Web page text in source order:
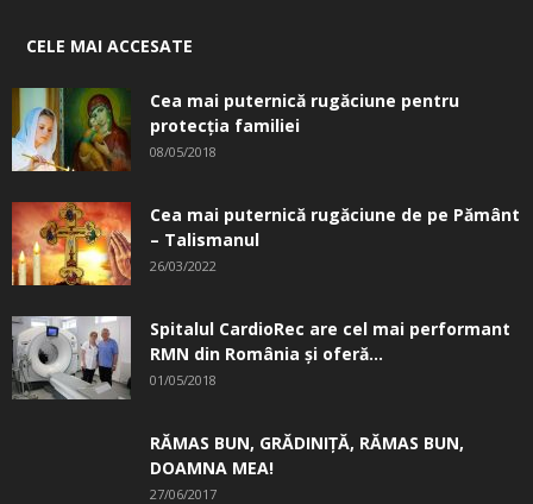
CELE MAI ACCESATE
Cea mai puternică rugăciune pentru
protecția familiei
08/05/2018
Cea mai puternică rugăciune de pe Pământ
– Talismanul
26/03/2022
Spitalul CardioRec are cel mai performant
RMN din România și oferă...
01/05/2018
RĂMAS BUN, GRĂDINIŢĂ, ­RĂMAS BUN,
DOAMNA MEA!
27/06/2017